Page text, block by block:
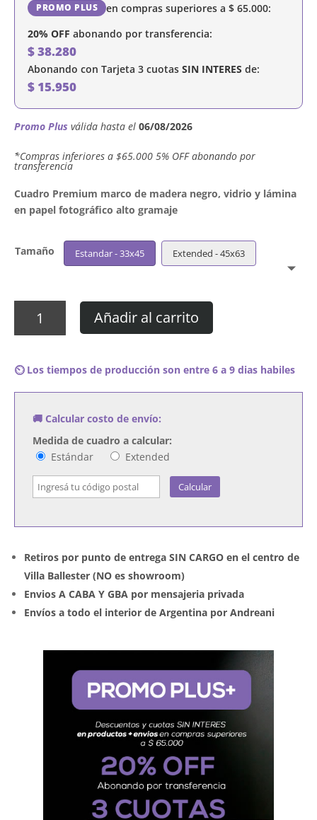
PROMO PLUS en compras superiores a $ 65.000:
20% OFF abonando por transferencia:
$38.280
Abonando con Tarjeta 3 cuotas SIN INTERES de:
$ 15.950
Promo Plus válida hasta el 06/08/2026
´*Compras inferiores a $65.000 5% OFF abonando por
transferencia
Cuadro Premium marco de madera negro, vidrio y lámina
en papel fotográfico alto gramaje
Tamaño Estandar - 33x45 Extended - 45x63
Trauma
cantidad
Añadir al carrito
⏲️ Los tiempos de producción son entre 6 a 9 dias habiles
🚚 Calcular costo de envío:
Medida de cuadro a calcular:
Estándar
Extended
Calcular
Retiros por punto de entrega SIN CARGO en el centro de
Villa Ballester (NO es showroom)
Envios A CABA Y GBA por mensajeria privada
Envíos a todo el interior de Argentina por Andreani